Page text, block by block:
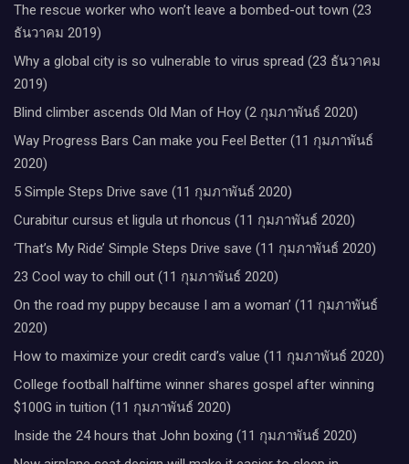
The rescue worker who won’t leave a bombed-out town (23
ธันวาคม 2019)
Why a global city is so vulnerable to virus spread (23 ธันวาคม
2019)
Blind climber ascends Old Man of Hoy (2 กุมภาพันธ์ 2020)
Way Progress Bars Can make you Feel Better (11 กุมภาพันธ์
2020)
5 Simple Steps Drive save (11 กุมภาพันธ์ 2020)
Curabitur cursus et ligula ut rhoncus (11 กุมภาพันธ์ 2020)
‘That’s My Ride’ Simple Steps Drive save (11 กุมภาพันธ์ 2020)
23 Cool way to chill out (11 กุมภาพันธ์ 2020)
On the road my puppy because I am a woman’ (11 กุมภาพันธ์
2020)
How to maximize your credit card’s value (11 กุมภาพันธ์ 2020)
College football halftime winner shares gospel after winning
$100G in tuition (11 กุมภาพันธ์ 2020)
Inside the 24 hours that John boxing (11 กุมภาพันธ์ 2020)